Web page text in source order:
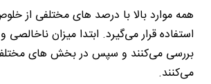
همه موارد بالا با درصد های مختلفی از
استفاده قرار می‌گیرد. ابتدا میزان
بررسی می‌کنند و سپس در بخش های مختلف
می‌کنند.